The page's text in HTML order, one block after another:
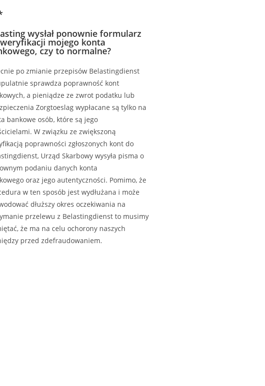
wysłał ponownie formularz
mojego konta
czy to normalne?
po zmianie przepisów Belastingdienst
sprawdza poprawność kont
a pieniądze ze zwrot podatku lub
Zorgtoeslag wypłacane są tylko na
bankowe osób, które są jego
W związku ze zwiększoną
poprawności zgłoszonych kont do
Urząd Skarbowy wysyła pisma o
podaniu danych konta
oraz jego autentyczności. Pomimo, że
w ten sposób jest wydłużana i może
dłuższy okres oczekiwania na
przelewu z Belastingdienst to musimy
że ma na celu ochorony naszych
przed zdefraudowaniem.